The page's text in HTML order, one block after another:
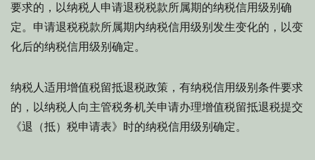
要求的，以纳税人申请退税税款所属期的纳税信用级别确
定。申请退税税款所属期内纳税信用级别发生变化的，以变
化后的纳税信用级别确定。
纳税人适用增值税留抵退税政策，有纳税信用级别条件要求
的，以纳税人向主管税务机关申请办理增值税留抵退税提交
《退（抵）税申请表》时的纳税信用级别确定。